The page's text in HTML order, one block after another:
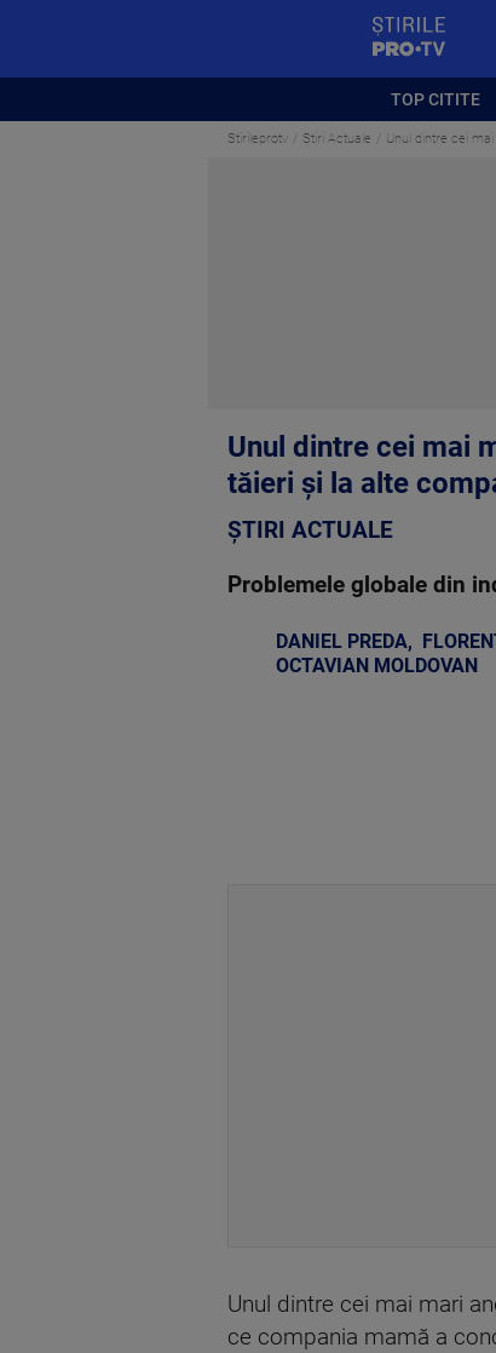
TOP CITITE
Stirileprotv Știri Actuale Unul dintre cei
Unul dintre cei mai
tăieri și la alte
ȘTIRI ACTUALE
Problemele globale din
DANIEL PREDA,
OCTAVIAN MOLDOVAN
Unul dintre cei mai mari
ce compania mamă a